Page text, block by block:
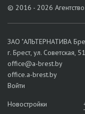
© 2016 - 2026
ЗАО "АЛЬТЕРНАТИВА
г. Брест, ул. Советская,
office@a-brest.by
office.a-brest.by
Войти
Новостройки